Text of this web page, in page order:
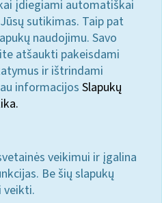
įdiegiami automatiškai
sutikimas. Taip pat
naudojimu. Savo
atšaukti pakeisdami
ir ištrindami
informacijos Slapukų
veikimui ir įgalina
Be šių slapukų
veikti.